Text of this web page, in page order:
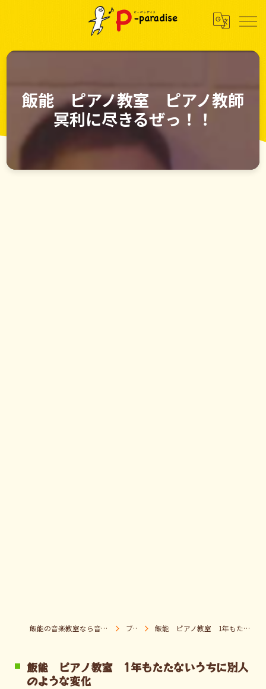
飯能 ピアノ教室 ピアノ教師
冥利に尽きるぜっ！！
飯能の音楽教室なら音楽童クラブ Pパラダイス ブログ 飯能 ピアノ教室 1年もたたないうちに別人のような変化
飯能 ピアノ教室 1年もたたないうちに別人
のような変化